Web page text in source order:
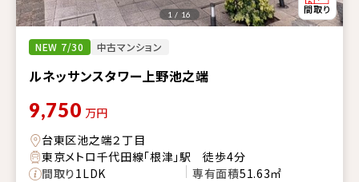
NEW 7/30 中古マンション
ルネッサンスタワー上野池之端
1 / 16
9,750 万円
台東区池之端２丁目
東京メトロ千代田線「根津」駅 徒歩4分
間取り1LDK 専有面積51.63㎡